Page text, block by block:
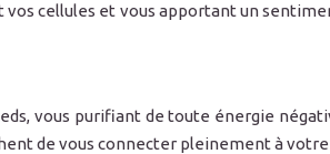
cellules et vous apportant un
vous purifiant de toute énergie
de vous connecter pleinement à